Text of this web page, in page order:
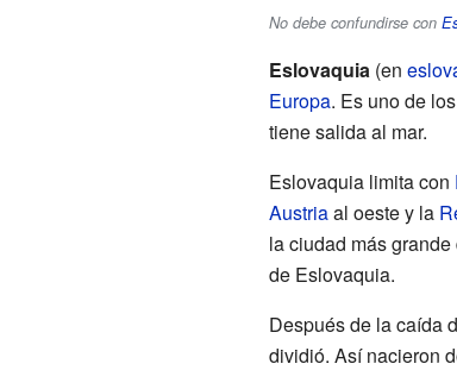
No debe confundirse con
Eslovaquia(en
Europa. Es uno de
tiene salida al mar.
Eslovaquia limita con
Austriaal oeste y la
la ciudad más
de Eslovaquia.
Después de la caída
dividió. Así nacieron